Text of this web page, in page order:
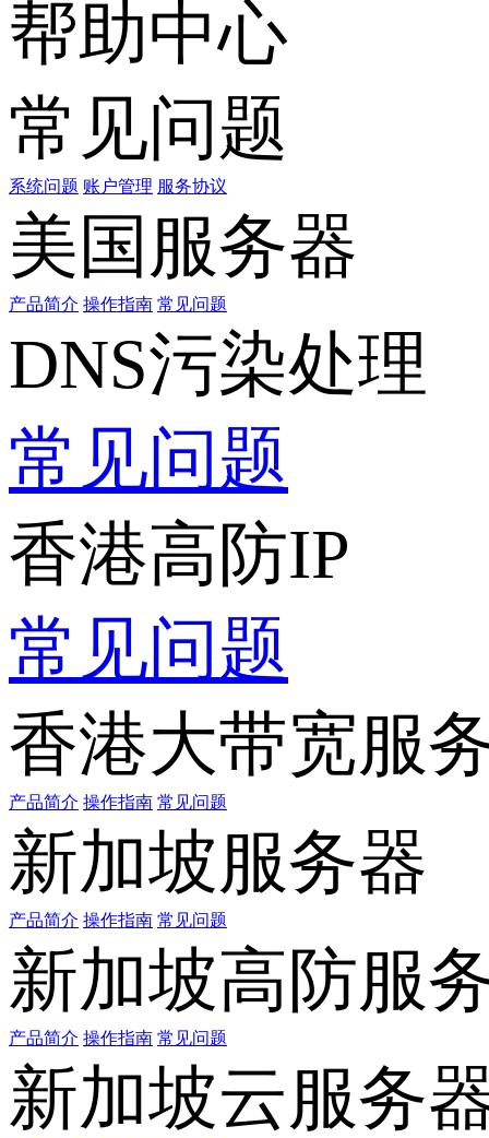
帮助中心
常见问题
系统问题 账户管理 服务协议
美国服务器
产品简介 操作指南 常见问题
DNS污染处理
常见问题
香港高防IP
常见问题
香港大带宽服
产品简介 操作指南 常见问题
新加坡服务器
产品简介 操作指南 常见问题
新加坡高防服
产品简介 操作指南 常见问题
新加坡云服务